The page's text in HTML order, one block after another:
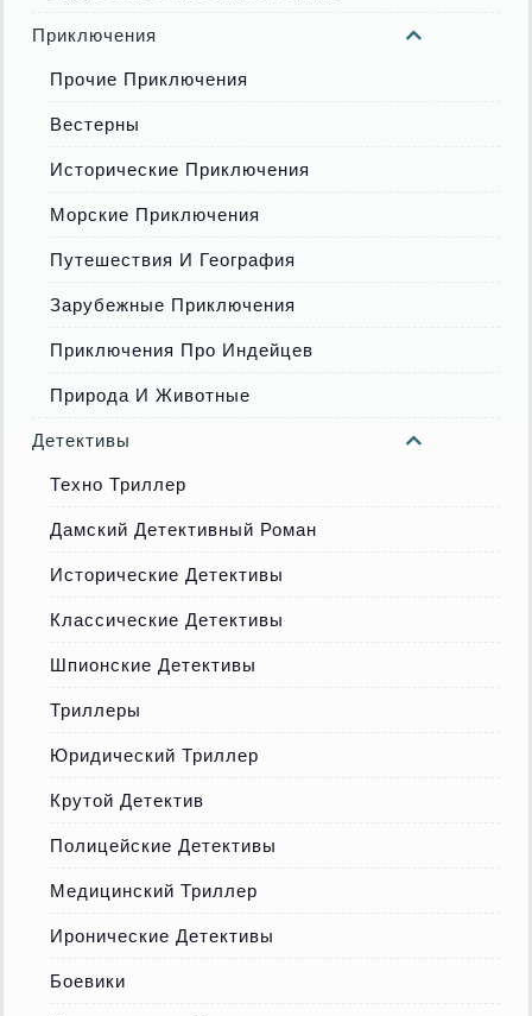
Приключения
Прочие Приключения
Вестерны
Исторические Приключения
Морские Приключения
Путешествия И География
Зарубежные Приключения
Приключения Про Индейцев
Природа И Животные
Детективы
Техно Триллер
Дамский Детективный Роман
Исторические Детективы
Классические Детективы
Шпионские Детективы
Триллеры
Юридический Триллер
Крутой Детектив
Полицейские Детективы
Медицинский Триллер
Иронические Детективы
Боевики